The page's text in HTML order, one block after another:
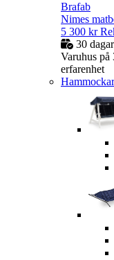
Brafab
Nimes
5 300 kr
30
Varuhus på
erfarenhet
Hammockar